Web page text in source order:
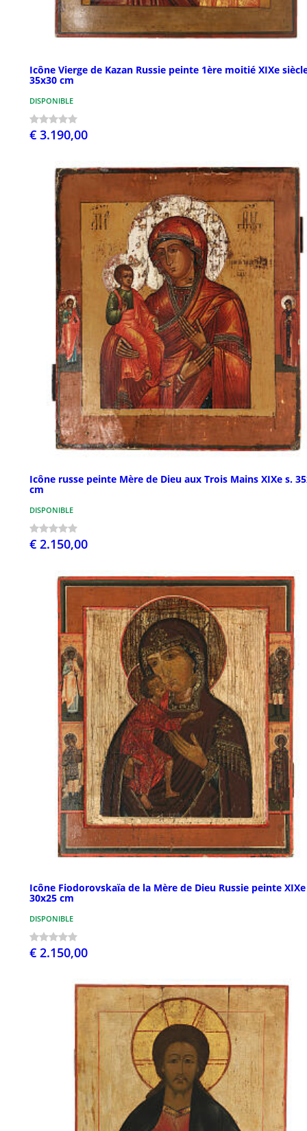
Icône Vierge de Kazan Russie peinte 1ère moitié XIXe
35x30 cm
DISPONIBLE
€ 3.190,00
Icône russe peinte Mère de Dieu aux Trois Mains XIXe s.
cm
DISPONIBLE
€ 2.150,00
Icône Fiodorovskaïa de la Mère de Dieu Russie peinte
30x25 cm
DISPONIBLE
€ 2.150,00